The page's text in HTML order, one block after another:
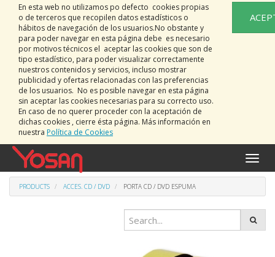
En esta web no utilizamos po defecto cookies propias
o de terceros que recopilen datos estadísticos o
hábitos de navegación de los usuarios.No obstante y
para poder navegar en esta página debe es necesario
por motivos técnicos el aceptar las cookies que son de
tipo estadístico, para poder visualizar correctamente
nuestros contenidos y servicios, incluso mostrar
publicidad y ofertas relacionadas con las preferencias
de los usuarios. No es posible navegar en esta página
sin aceptar las cookies necesarias para su correcto uso.
En caso de no querer proceder con la aceptación de
dichas cookies , cierre ésta página. Más información en
nuestra Política de Cookies
Toggle
PRODUCTS ACCES. CD / DVD PORTA CD / DVD ESPUMA